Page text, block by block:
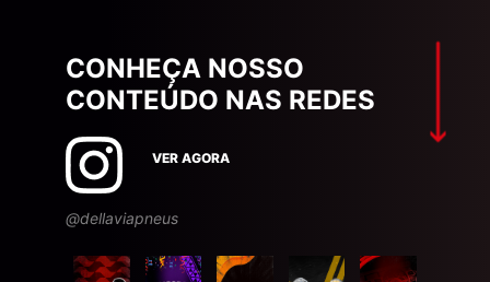
CONHEÇA NOSSO
CONTEÚDO NAS REDES
VER AGORA
@dellaviapneus